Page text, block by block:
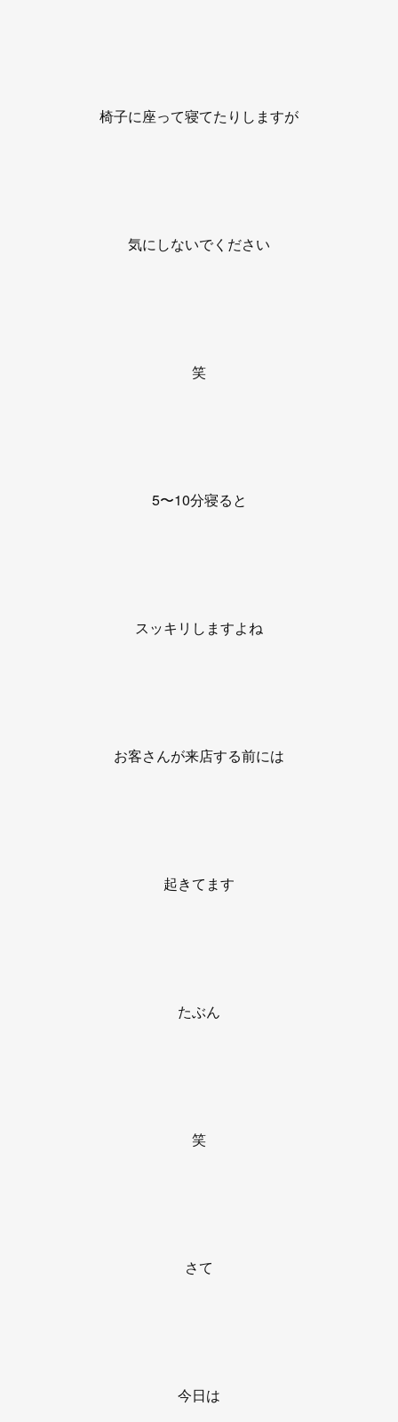
椅子に座って寝てたりしますが
気にしないでください
笑
5〜10分寝ると
スッキリしますよね
お客さんが来店する前には
起きてます
たぶん
笑
さて
今日は